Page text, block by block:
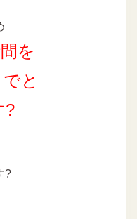
を
と
?
?